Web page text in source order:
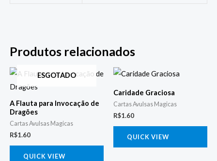
Produtos relacionados
ESGOTADO
A Flauta para Invocação de
Dragões
Cartas Avulsas Magicas
R$1.60
QUICK VIEW
Caridade Graciosa
Cartas Avulsas Magicas
R$1.60
QUICK VIEW